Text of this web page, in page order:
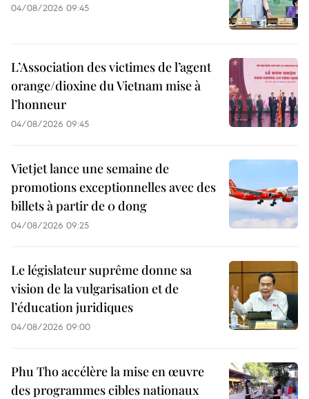
04/08/2026 09:45
L’Association des victimes de l’agent
orange/dioxine du Vietnam mise à
l’honneur
04/08/2026 09:45
Vietjet lance une semaine de
promotions exceptionnelles avec des
billets à partir de 0 dong
04/08/2026 09:25
Le législateur suprême donne sa
vision de la vulgarisation et de
l’éducation juridiques
04/08/2026 09:00
Phu Tho accélère la mise en œuvre
des programmes cibles nationaux